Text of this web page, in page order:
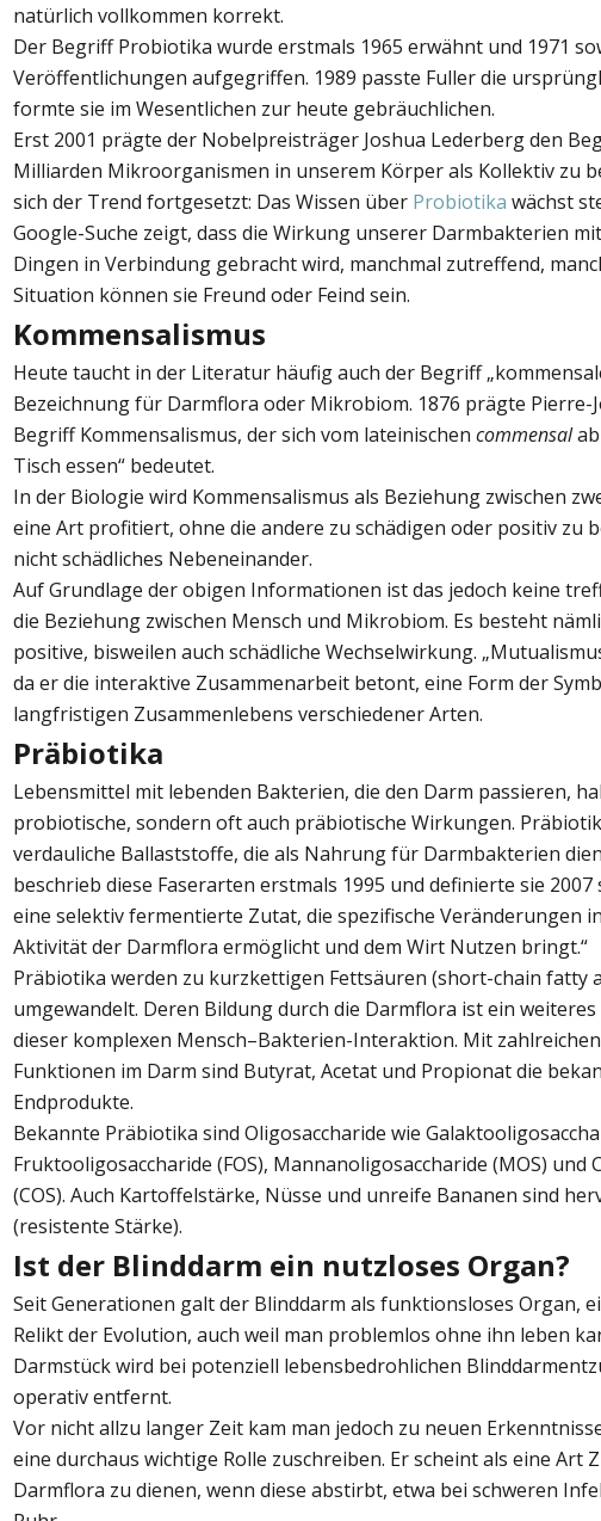
natürlich vollkommen korrekt.
Der Begriff Probiotika wurde erstmals 1965 erwähnt und 1971
Veröffentlichungen aufgegriffen. 1989 passte Fuller die
formte sie im Wesentlichen zur heute gebräuchlichen.
Erst 2001 prägte der Nobelpreisträger Joshua Lederberg den
Milliarden Mikroorganismen in unserem Körper als Kollektiv zu
sich der Trend fortgesetzt: Das Wissen über Probiotika wächst
Google-Suche zeigt, dass die Wirkung unserer Darmbakterien
Dingen in Verbindung gebracht wird, manchmal zutreffend,
Situation können sie Freund oder Feind sein.
Kommensalismus
Heute taucht in der Literatur häufig auch der Begriff
Bezeichnung für Darmflora oder Mikrobiom. 1876 prägte Pierre-
Begriff Kommensalismus, der sich vom lateinischen commensal
Tisch essen“ bedeutet.
In der Biologie wird Kommensalismus als Beziehung zwischen
eine Art profitiert, ohne die andere zu schädigen oder positiv zu
nicht schädliches Nebeneinander.
Auf Grundlage der obigen Informationen ist das jedoch keine
die Beziehung zwischen Mensch und Mikrobiom. Es besteht
positive, bisweilen auch schädliche Wechselwirkung.
da er die interaktive Zusammenarbeit betont, eine Form der
langfristigen Zusammenlebens verschiedener Arten.
Präbiotika
Lebensmittel mit lebenden Bakterien, die den Darm passieren,
probiotische, sondern oft auch präbiotische Wirkungen.
verdauliche Ballaststoffe, die als Nahrung für Darmbakterien
beschrieb diese Faserarten erstmals 1995 und definierte sie
eine selektiv fermentierte Zutat, die spezifische Veränderungen
Aktivität der Darmflora ermöglicht und dem Wirt Nutzen bringt.“
Präbiotika werden zu kurzkettigen Fettsäuren (short-chain fatty
umgewandelt. Deren Bildung durch die Darmflora ist ein
dieser komplexen Mensch–Bakterien-Interaktion. Mit
Funktionen im Darm sind Butyrat, Acetat und Propionat die
Endprodukte.
Bekannte Präbiotika sind Oligosaccharide wie
Fruktooligosaccharide (FOS), Mannanoligosaccharide (MOS) und
(COS). Auch Kartoffelstärke, Nüsse und unreife Bananen sind
(resistente Stärke).
Ist der Blinddarm ein nutzloses Organ?
Seit Generationen galt der Blinddarm als funktionsloses Organ,
Relikt der Evolution, auch weil man problemlos ohne ihn leben
Darmstück wird bei potenziell lebensbedrohlichen
operativ entfernt.
Vor nicht allzu langer Zeit kam man jedoch zu neuen
eine durchaus wichtige Rolle zuschreiben. Er scheint als eine Art
Darmflora zu dienen, wenn diese abstirbt, etwa bei schweren